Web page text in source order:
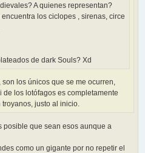
A quienes representan?
los ciclopes , sirenas, circe
de dark Souls? Xd
son los únicos que se me ocurren,
los lotófagos es completamente
troyanos, justo al inicio.
posible que sean esos aunque a
como un gigante por no repetir el